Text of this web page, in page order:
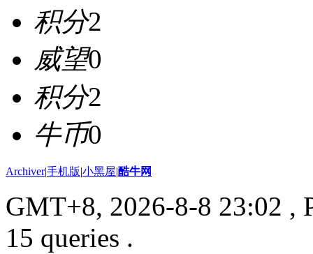
积分2
威望0
积分2
牛币0
Archiver|手机版|小黑屋|酷牛网
GMT+8, 2026-8-8 23:02 ,
15 queries .